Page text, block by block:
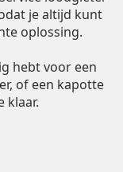
je altijd kunt
oplossing.
hebt voor een
of een kapotte
klaar.